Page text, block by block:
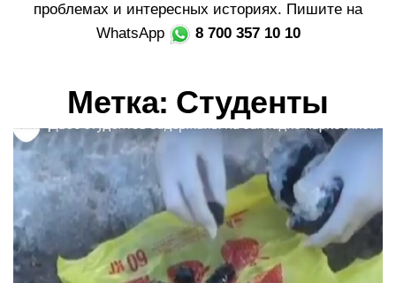
а
ю
проблемах и интересных историях. Пишите на
WhatsApp
8 700 357 10 10
Метка: Студенты